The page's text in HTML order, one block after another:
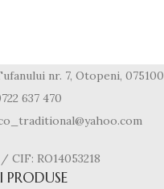
nr. 7, Otopeni, 075100
637 470
CIF: RO14053218